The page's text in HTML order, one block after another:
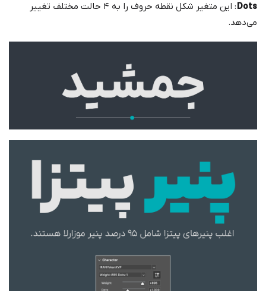
Dots
: این متغیر شکل نقطه حروف را به ۴ حالت مختلف تغییر
می‌دهد.